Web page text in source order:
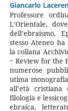
Giancarlo
Professore
L’Orientale,
dell’ebraismo,
stesso Ateneo
la collana
‒ Review for the
numerose
utima
all’età
filologia e
ebraica,